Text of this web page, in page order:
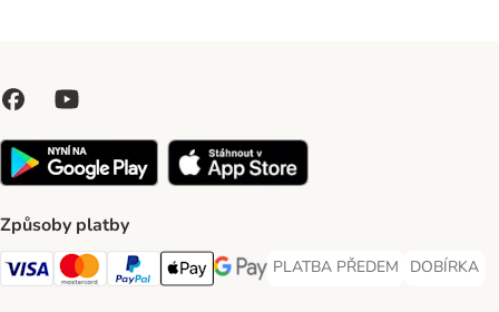
Způsoby platby
Visa Payment Method
Mastercard Payment Method
PayPal Payment Method
Apple pay Payment Method
GooglePay Payment Method
PLATBA PŘEDEM
PLATBA PŘEDEM Payment
DOBÍRKA
DOBÍRKA